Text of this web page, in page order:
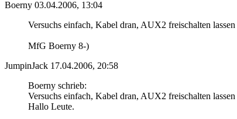
Boerny 03.04.2006, 13:04
Versuchs einfach, Kabel dran, AUX2 freischalten
MfG Boerny 8-)
JumpinJack 17.04.2006, 20:58
Boerny schrieb:
Versuchs einfach, Kabel dran, AUX2 freischalten
Hallo Leute.